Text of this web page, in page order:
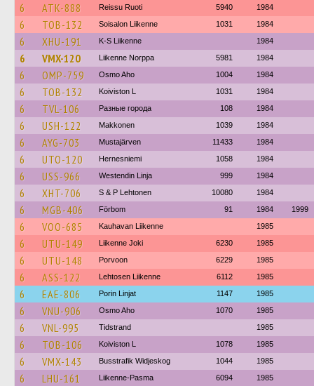
6 ATK-888 Reissu Ruoti 5940 1984
6 TOB-132 Soisalon Liikenne 1031 1984
6 XHU-191 K-S Liikenne 1984
6 VMX-120 Liikenne Norppa 5981 1984
6 OMP-759 Osmo Aho 1004 1984
6 TOB-132 Koiviston L 1031 1984
6 TVL-106 Разные города 108 1984
6 USH-122 Makkonen 1039 1984
6 AYG-703 Mustajärven 11433 1984
6 UTO-120 Hernesniemi 1058 1984
6 USS-966 Westendin Linja 999 1984
6 XHT-706 S & P Lehtonen 10080 1984
6 MGB-406 Förbom 91 1984 1999
6 VOO-685 Kauhavan Liikenne 1985
6 UTU-149 Liikenne Joki 6230 1985
6 UTU-148 Porvoon 6229 1985
6 ASS-122 Lehtosen Liikenne 6112 1985
6 EAE-806 Porin Linjat 1147 1985
6 VNU-906 Osmo Aho 1070 1985
6 VNL-995 Tidstrand 1985
6 TOB-106 Koiviston L 1078 1985
6 VMX-143 Busstrafik Widjeskog 1044 1985
6 LHU-161 Liikenne-Pasma 6094 1985